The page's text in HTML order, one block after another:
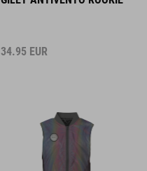
34.95 EUR